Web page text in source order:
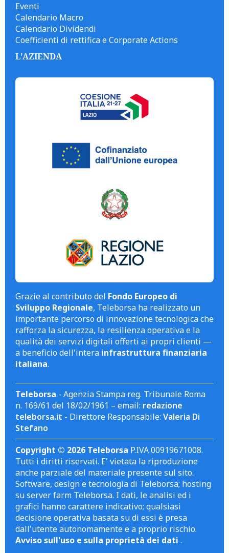
Eventi
Calendario Macro
Calendario Dividendi
Coefficienti di rettifica e Corporate Actions
L'AZIENDA
Grazie al contributo del Fondo Europeo di
Sviluppo Regionale, Teleborsa ha realizzato un
importante percorso di innovazione tecnologica che
rafforza la sicurezza, la resilienza operativa e la
qualità dei servizi digitali offerti ai propri clienti —
a beneficio dell'intera infrastruttura finanziaria
italiana.
Teleborsa - Agenzia Stampa reg. Tribunale Roma
n. 169/61 del 18/02/1961 – email: redazione
teleborsa.it - Direttore Responsabile: Valeria Di
Stefano
Copyright © 2026 Teleborsa P.IVA 00919671008.
Tutti i diritti riservati. E' vietata la riproduzione
anche parziale del materiale presente sul sito.
Software, design e tecnologia di Teleborsa; hosting
su server farm Teleborsa. I dati, le analisi ed i
grafici hanno carattere indicativo; qualsiasi
decisione operativa basata su di essi è presa
dall'utente autonomamente e a proprio rischio.
Avviso sull'uso e sulla proprietà dei dati .